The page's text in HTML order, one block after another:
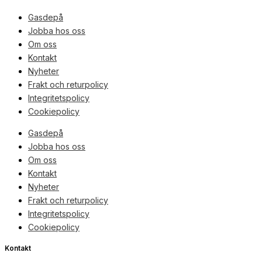
Gasdepå
Jobba hos oss
Om oss
Kontakt
Nyheter
Frakt och returpolicy
Integritetspolicy
Cookiepolicy
Gasdepå
Jobba hos oss
Om oss
Kontakt
Nyheter
Frakt och returpolicy
Integritetspolicy
Cookiepolicy
Kontakt